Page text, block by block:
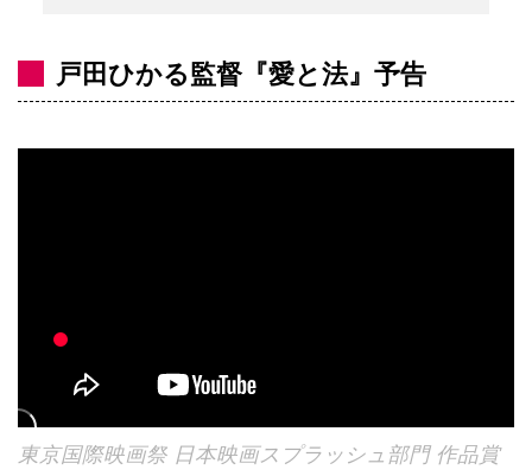
戸田ひかる監督『愛と法』予告
東京国際映画祭 日本映画スプラッシュ部門 作品賞